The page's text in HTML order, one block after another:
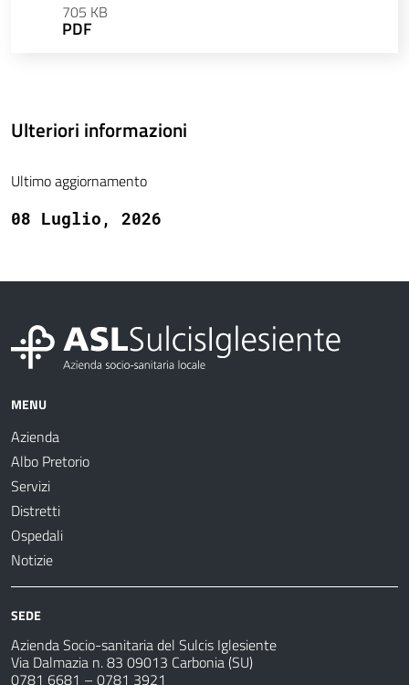
705 KB
PDF
Ulteriori informazioni
Ultimo aggiornamento
08 Luglio, 2026
MENU
Azienda
Albo Pretorio
Servizi
Distretti
Ospedali
Notizie
SEDE
Azienda Socio-sanitaria del Sulcis Iglesiente
Via Dalmazia n. 83 09013 Carbonia (SU)
0781 6681 – 0781 3921